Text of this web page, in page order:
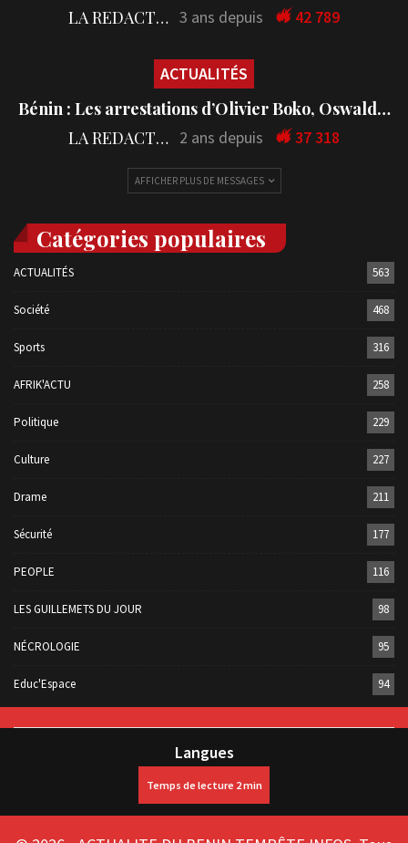
LA REDACTION 3 ans depuis 42 789
ACTUALITÉS
Bénin : Les arrestations d’Olivier Boko, Oswald…
LA REDACTION 2 ans depuis 37 318
AFFICHER PLUS DE MESSAGES
Catégories populaires
ACTUALITÉS 563
Société 468
Sports 316
AFRIK'ACTU 258
Politique 229
Culture 227
Drame 211
Sécurité 177
PEOPLE 116
LES GUILLEMETS DU JOUR 98
NÉCROLOGIE 95
Educ'Espace 94
Langues